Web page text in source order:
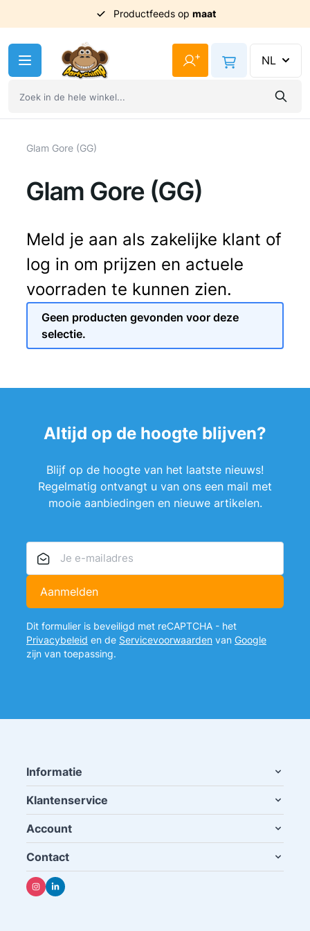
Productfeeds op maat
+ NL
Glam Gore (GG)
Glam Gore (GG)
Meld je aan als zakelijke klant of
log in om prijzen en actuele
voorraden te kunnen zien.
Geen producten gevonden voor deze
selectie.
Altijd op de hoogte blijven?
Blijf op de hoogte van het laatste nieuws!
Regelmatig ontvangt u van ons een mail met
mooie aanbiedingen en nieuwe artikelen.
Aanmelden
Dit formulier is beveiligd met reCAPTCHA - het
Privacybeleid en de Servicevoorwaarden van Google
zijn van toepassing.
Informatie
Klantenservice
Account
Contact